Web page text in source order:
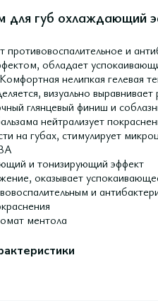
для губ охлаждающий
противовоспалительное и
обладает
нелипкая гелевая
визуально
глянцевый финиш и
нейтрализует
на губах, стимулирует
и тонизирующий эффект
оказывает
и
ментола